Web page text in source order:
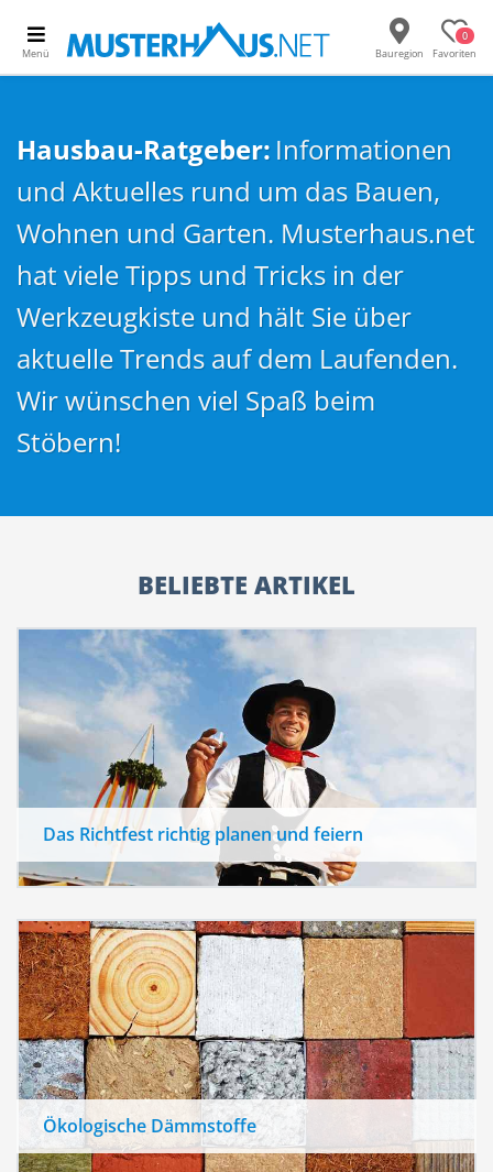
Menü Bauregion
0
Favoriten
Hausbau-Ratgeber: Informationen
und Aktuelles rund um das Bauen,
Wohnen und Garten. Musterhaus.net
hat viele Tipps und Tricks in der
Werkzeugkiste und hält Sie über
aktuelle Trends auf dem Laufenden.
Wir wünschen viel Spaß beim
Stöbern!
BELIEBTE ARTIKEL
Das Richtfest richtig planen und feiern
Ökologische Dämmstoffe